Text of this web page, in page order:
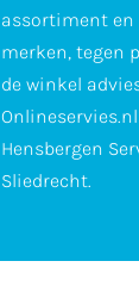
assortiment en
merken, tegen
de winkel
Hensbergen
Sliedrecht.